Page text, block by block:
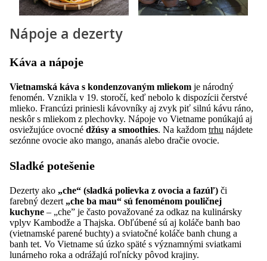
Nápoje a dezerty
Káva a nápoje
Vietnamská káva s kondenzovaným mliekom je národný
fenomén. Vznikla v 19. storočí, keď nebolo k dispozícii čerstvé
mlieko. Francúzi priniesli kávovníky aj zvyk piť silnú kávu ráno,
neskôr s mliekom z plechovky. Nápoje vo Vietname ponúkajú aj
osviežujúce ovocné džúsy a smoothies. Na každom trhu nájdete
sezónne ovocie ako mango, ananás alebo dračie ovocie.
Sladké potešenie
Dezerty ako „che“ (sladká polievka z ovocia a fazúľ) či
farebný dezert „che ba mau“ sú fenoménom pouličnej
kuchyne – „che” je často považované za odkaz na kulinársky
vplyv Kambodže a Thajska. Obľúbené sú aj koláče banh bao
(vietnamské parené buchty) a sviatočné koláče banh chung a
banh tet. Vo Vietname sú úzko späté s významnými sviatkami
lunárneho roka a odrážajú roľnícky pôvod krajiny.